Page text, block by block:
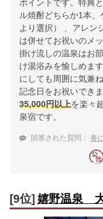
ポイントです。特典
ル焼酎どちらか1本
より選択） 、アレン
は併せてお祝いのメ
掛け流しの温泉はお
け湯浴みを愉しめま
にしても周囲に気兼
記念日をお祝いでき
35,000円以上を楽々
泉宿です。
回答された質問： 春に
[9位] 嬉野温泉